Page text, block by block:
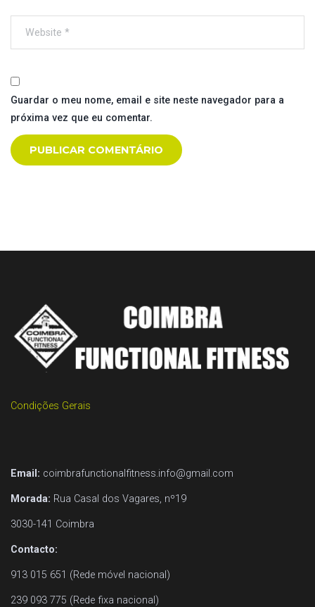
Guardar o meu nome, email e site neste navegador para a
próxima vez que eu comentar.
Condições Gerais
Email: coimbrafunctionalfitness.info@gmail.com
Morada: Rua Casal dos Vagares, nº19
3030-141 Coimbra
Contacto:
913 015 651 (Rede móvel nacional)
239 093 775 (Rede fixa nacional)